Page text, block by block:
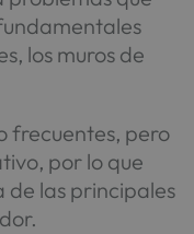
los muros de
frecuentes, pero
por lo que
las principales